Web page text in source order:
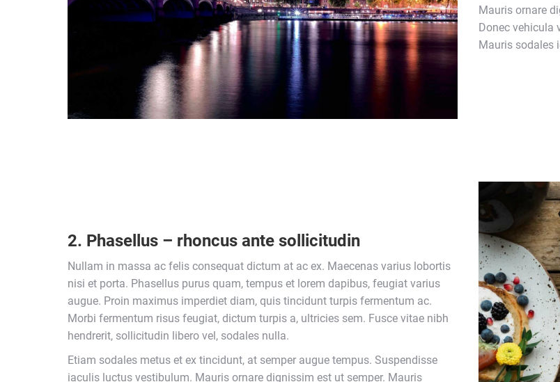
Mauris ornare
Donec vehicula
Mauris sodales
2. Phasellus – rhoncus ante sollicitudin
Nullam in massa ac felis consequat dictum at ac ex. Maecenas varius lobortis
nisi et porta. Phasellus purus quam, tempus et lorem dapibus, feugiat varius
augue. Proin maximus imperdiet diam, quis tincidunt turpis fermentum ac.
Morbi fermentum risus feugiat, dictum turpis a, ultricies sem. Fusce vitae nibh
hendrerit, sollicitudin libero vel, sodales nulla.
Etiam sodales metus et ex tincidunt, at semper augue tempus. Suspendisse
iaculis luctus vestibulum. Mauris ornare dignissim est ut semper. Mauris